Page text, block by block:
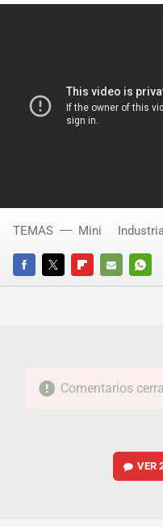
FACEBOOKTWITTERFLIPBOARD
E-
TEMAS Mini
Comentarios
VER